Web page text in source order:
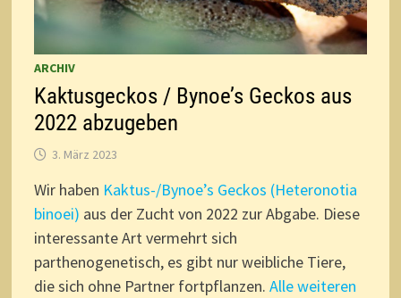
ARCHIV
Kaktusgeckos / Bynoe’s Geckos aus
2022 abzugeben
3. März 2023
Wir haben Kaktus-/Bynoe’s Geckos (Heteronotia
binoei) aus der Zucht von 2022 zur Abgabe. Diese
interessante Art vermehrt sich
parthenogenetisch, es gibt nur weibliche Tiere,
die sich ohne Partner fortpflanzen. Alle weiteren